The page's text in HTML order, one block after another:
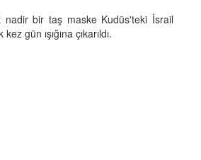
nadir bir taş maske Kudüs'teki İsrail
gün ışığına çıkarıldı.